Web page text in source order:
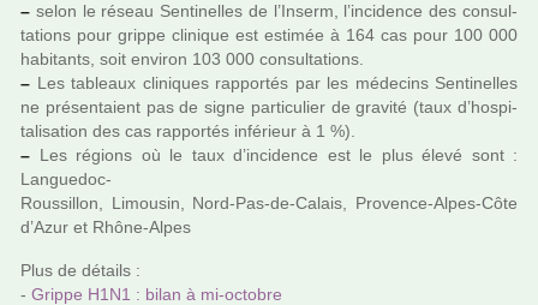
– selon le réseau Sentinelles de l’Inserm, l’inci­dence des consul­
ta­tions pour grippe cli­ni­que est esti­mée à 164 cas pour 100 000
habi­tants, soit envi­ron 103 000 consul­ta­tions.
– Les tableaux cli­ni­ques rap­por­tés par les méde­cins Sentinelles
ne pré­sen­taient pas de signe par­ti­cu­lier de gra­vité (taux d’hos­pi­
ta­li­sa­tion des cas rap­por­tés infé­rieur à 1 %).
– Les régions où le taux d’inci­dence est le plus élevé sont :
Languedoc-
Roussillon, Limousin, Nord-Pas-de-Calais, Provence-Alpes-Côte
d’Azur et Rhône-Alpes
Plus de détails :
- Grippe H1N1 : bilan à mi-octo­bre